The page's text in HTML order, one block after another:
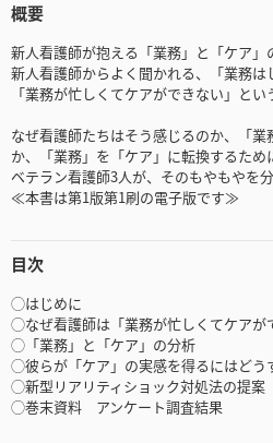
概要
新人看護師が抱える「業務」と「ケア」
新人看護師からよく聞かれる、「業務は
「業務が忙しくてケアができない」とい
なぜ看護師たちはそう感じるのか、「
か、「業務」を「ケア」に転換するため
ベテラン看護師3人が、そのもやもやを
≪本書は第1版第1刷の電子版です≫
目次
◯はじめに
◯なぜ看護師は「業務が忙しくてケアが
◯「業務」と「ケア」の分析
◯彼らが「ケア」の実感を得るにはどう
◯新型リアリティショック対処法の提案
◯巻末資料 アンケート調査結果